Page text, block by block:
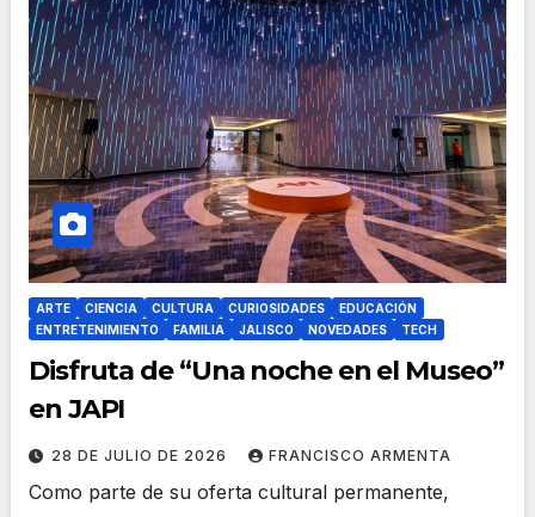
ARTE CIENCIA CULTURA CURIOSIDADES
EDUCACIÓN
ENTRETENIMIENTO
FAMILIA JALISCO NOVEDADES TECH
Disfruta de “Una noche en el Museo”
en JAPI
28 DE JULIO DE 2026 FRANCISCO ARMENTA
Como parte de su oferta cultural permanente,